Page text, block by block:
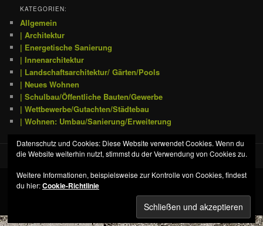
KATEGORIEN:
Allgemein
| Architektur
| Energetische Sanierung
| Innenarchitektur
| Landschaftsarchitektur/ Gärten/Pools
| Neues Wohnen
| Schulbau/Öffentliche Bauten/Gewerbe
| Wettbewerbe/Gutachten/Städtebau
| Wohnen: Umbau/Sanierung/Erweiterung
Datenschutz
Datenschutz und Cookies: Diese Website verwendet Cookies. Wenn du
die Website weiterhin nutzt, stimmst du der Verwendung von Cookies zu.
Weitere Informationen, beispielsweise zur Kontrolle von Cookies, findest
du hier:Cookie-Richtlinie